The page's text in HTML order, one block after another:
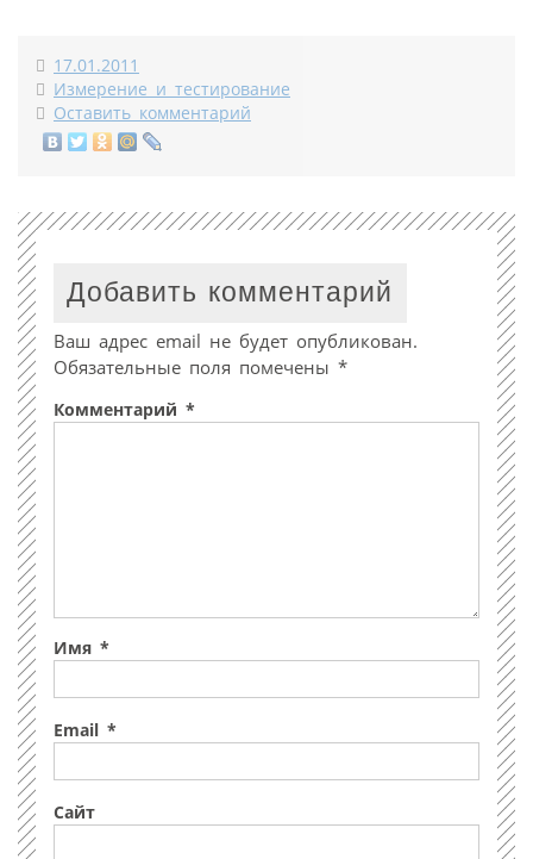
17.01.2011
Измерение и тестирование
Оставить комментарий
Добавить комментарий
Ваш адрес email не будет опубликован.
Обязательные поля помечены *
Комментарий *
Имя *
Email *
Сайт